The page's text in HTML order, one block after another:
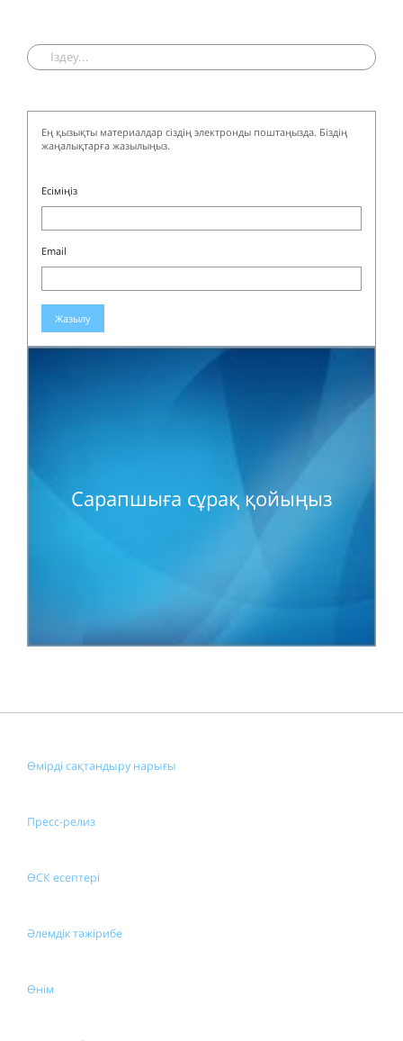
Ең қызықты материалдар сіздің электронды поштаңызда. Біздің
жаңалықтарға жазылыңыз.
Есіміңіз
Email
Жазылу
Сарапшыға сұрақ қойыңыз
Өмірді сақтандыру нарығы
Пресс-релиз
ӨСК есептері
Әлемдік тәжірибе
Өнім